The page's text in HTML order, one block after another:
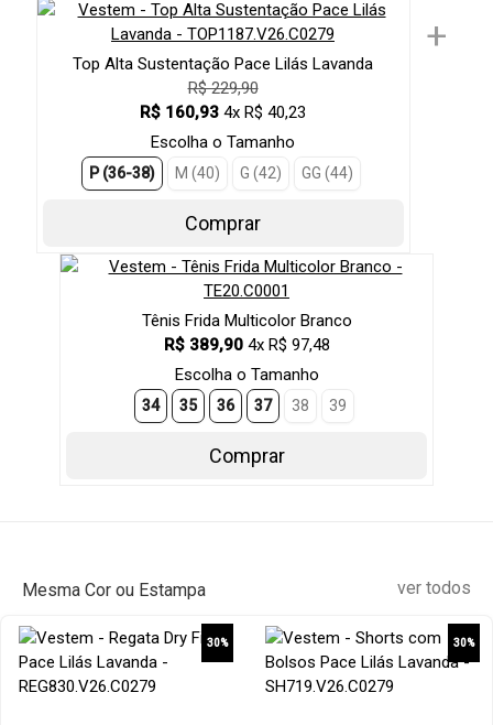
Top Alta Sustentação Pace Lilás Lavanda
R$ 229,90
R$ 160,93 4x R$ 40,23
Escolha o Tamanho
P (36-38) M (40) G (42) GG (44)
Comprar
+
Tênis Frida Multicolor Branco
R$ 389,90 4x R$ 97,48
Escolha o Tamanho
34 35 36 37 38 39
Comprar
Mesma Cor ou Estampa ver todos
30% 30%